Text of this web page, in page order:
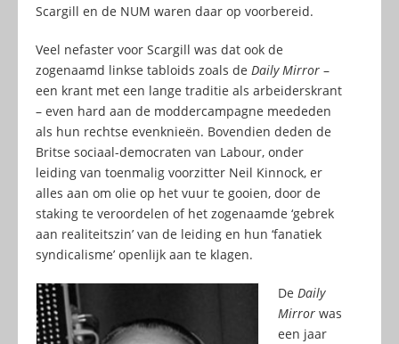
Scargill en de NUM waren daar op voorbereid.
Veel nefaster voor Scargill was dat ook de
zogenaamd linkse tabloids zoals de Daily Mirror –
een krant met een lange traditie als arbeiderskrant
– even hard aan de moddercampagne meededen
als hun rechtse evenknieën. Bovendien deden de
Britse sociaal-democraten van Labour, onder
leiding van toenmalig voorzitter Neil Kinnock, er
alles aan om olie op het vuur te gooien, door de
staking te veroordelen of het zogenaamde ‘gebrek
aan realiteitszin’ van de leiding en hun ‘fanatiek
syndicalisme’ openlijk aan te klagen.
De Daily
Mirror was
een jaar